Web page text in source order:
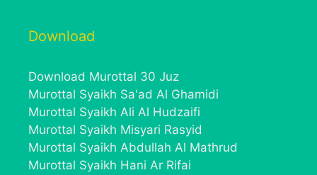
Download
Download Murottal 30 Juz
Murottal Syaikh Sa'ad Al Ghamidi
Murottal Syaikh Ali Al Hudzaifi
Murottal Syaikh Misyari Rasyid
Murottal Syaikh Abdullah Al Mathrud
Murottal Syaikh Hani Ar Rifai